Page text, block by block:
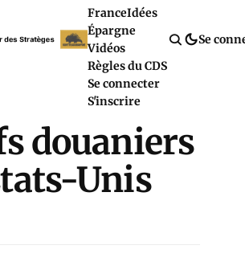
FranceIdées
Épargne
Vidéos
Règles du CDS
Se connecter
S'inscrire
Se
douaniers
Unis